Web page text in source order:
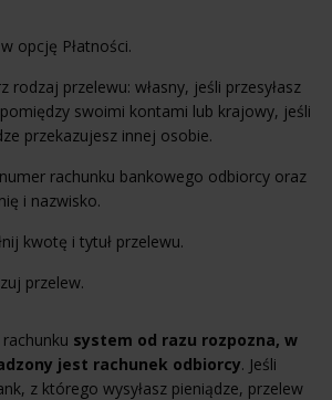
opcję Płatności.
rodzaj przelewu: własny, jeśli przesyłasz
swoimi kontami lub krajowy, jeśli
przekazujesz innej osobie.
rachunku bankowego odbiorcy oraz
i nazwisko.
kwotę i tytuł przelewu.
przelew.
system od razu rozpozna, w
jest rachunek odbiorcy. Jeśli
z którego wysyłasz pieniądze, przelew